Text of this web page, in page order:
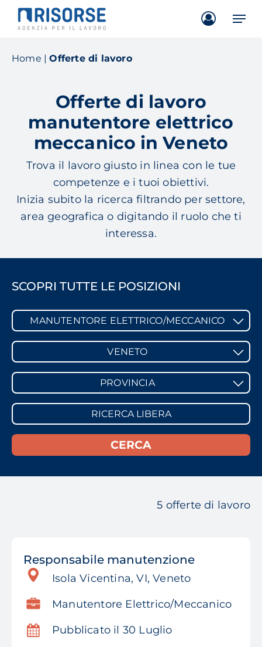
Skip
content
Home |Offerte di lavoro
Offerte di lavoro
manutentore elettrico
meccanico in Veneto
Trova il lavoro giusto in linea con le tue
competenze e i tuoi obiettivi.
Inizia subito la ricerca filtrando per settore,
area geografica o digitando il ruolo che ti
interessa.
SCOPRI TUTTE LE POSIZIONI
MANUTENTORE ELETTRICO/MECCANICO
VENETO
PROVINCIA
5 offerte di lavoro
Responsabile manutenzione
Isola Vicentina, VI, Veneto
Manutentore Elettrico/Meccanico
Pubblicato il 30 Luglio